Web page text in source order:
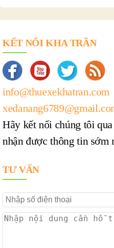
KẾT NỐI KHA TRẦN
info@thuexekhatran.com
Hãy kết nối chúng tôi
nhận được thông tin sớm
TƯ VẤN